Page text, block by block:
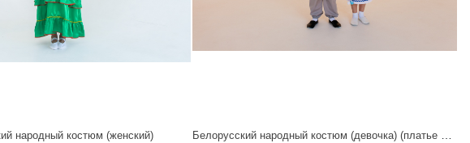
народный костюм (женский)
Белорусский народный костюм (девочка) (платье + фартук + головной убор)